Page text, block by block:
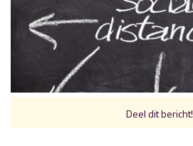
Inklappen
Deel dit bericht!